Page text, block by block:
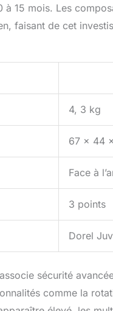
15 mois. Les
faisant de cet
4, 3 kg
67 x 44
Face à
3 points
Dorel
sécurité
comme la